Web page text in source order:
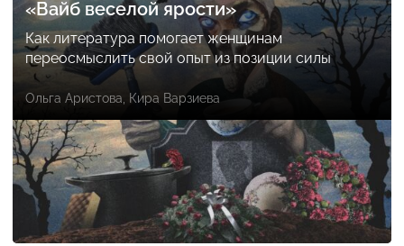
«Вайб веселой ярости»
Как литература помогает женщинам
переосмыслить свой опыт из позиции силы
Ольга Аристова, Кира Варзиева